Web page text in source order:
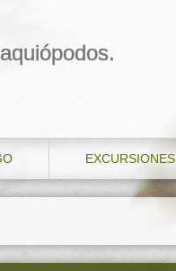
EXCURSIONES